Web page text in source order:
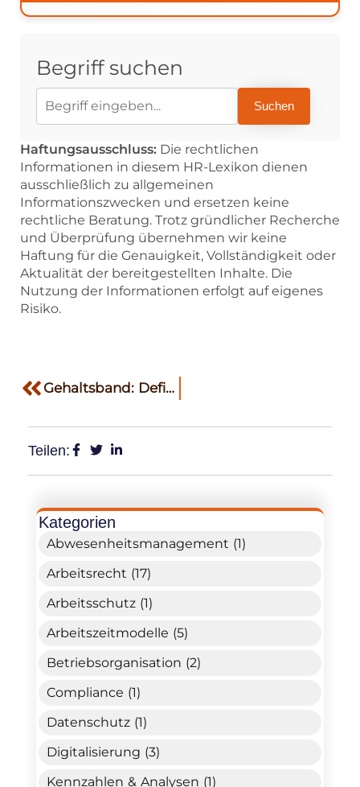
Begriff suchen
Suchen
Haftungsausschluss: Die rechtlichen
Informationen in diesem HR-Lexikon dienen
ausschließlich zu allgemeinen
Informationszwecken und ersetzen keine
rechtliche Beratung. Trotz gründlicher Recherche
und Überprüfung übernehmen wir keine
Haftung für die Genauigkeit, Vollständigkeit oder
Aktualität der bereitgestellten Inhalte. Die
Nutzung der Informationen erfolgt auf eigenes
Risiko.
Gehaltsband: Definition, Vorteile & Tipps | HRTime
Teilen:
Kategorien
Abwesenheitsmanagement (1)
Arbeitsrecht (17)
Arbeitsschutz (1)
Arbeitszeitmodelle (5)
Betriebsorganisation (2)
Compliance (1)
Datenschutz (1)
Digitalisierung (3)
Kennzahlen & Analysen (1)